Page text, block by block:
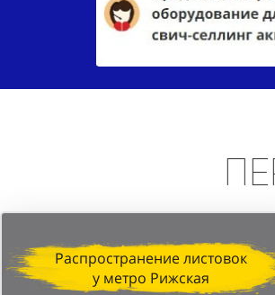
Распространение листовок
у метро Рижская